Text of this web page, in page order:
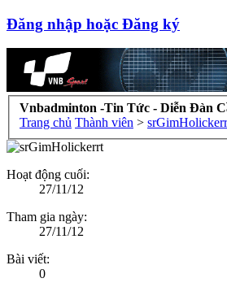
Đăng nhập hoặc Đăng ký
Vnbadminton -Tin Tức - Diễn Đàn
Trang chủ Thành viên >
Hoạt động cuối:
27/11/12
Tham gia ngày:
27/11/12
Bài viết:
0